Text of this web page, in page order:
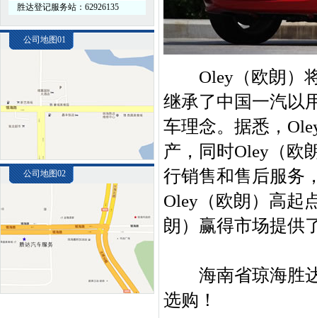
胜达登记服务站：62926135
公司地图01
公司地图02
Oley（欧朗）将
继承了中国一汽以
车理念。据悉，
产，同时Oley（欧
行销售和售后服务
Oley（欧朗）高起
朗）赢得市场提供
海南省琼海胜达
选购！